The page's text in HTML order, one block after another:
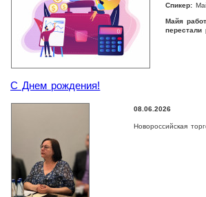
Спикер:
Майя
перестали
С Днем рождения!
08.06.2026
Новороссийская